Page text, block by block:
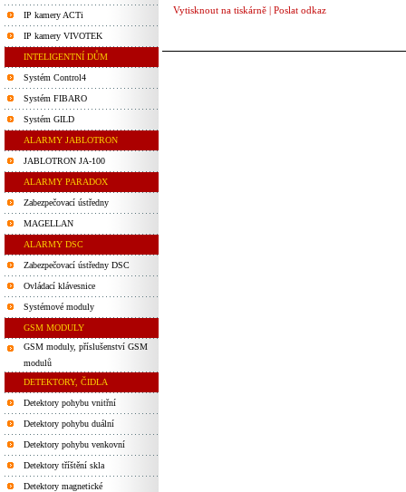
IP kamery ACTi
IP kamery VIVOTEK
INTELIGENTNÍ DŮM
Systém Control4
Systém FIBARO
Systém GILD
ALARMY JABLOTRON
JABLOTRON JA-100
ALARMY PARADOX
Zabezpečovací ústředny
MAGELLAN
ALARMY DSC
Zabezpečovací ústředny DSC
Ovládací klávesnice
Systémové moduly
GSM MODULY
GSM moduly, příslušenství GSM
modulů
DETEKTORY, ČIDLA
Detektory pohybu vnitřní
Detektory pohybu duální
Detektory pohybu venkovní
Detektory tříštění skla
Detektory magnetické
Vytisknout na tiskárně | Poslat odkaz